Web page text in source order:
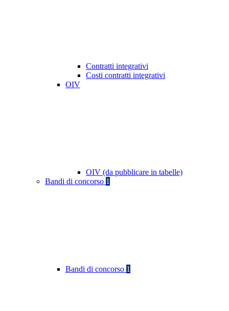
Contratti integrativi
Costi contratti integrativi
OIV
OIV (da pubblicare in tabelle)
Bandi di concorso 1
Bandi di concorso 1